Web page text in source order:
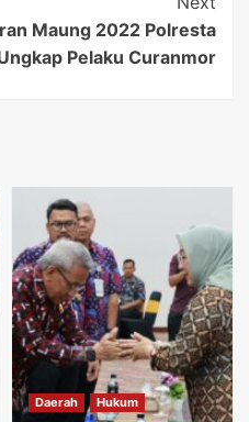
Maung 2022 Polresta
Pelaku Curanmor
Daerah Hukum